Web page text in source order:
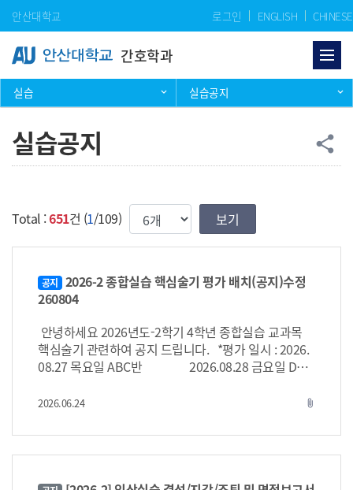
Skip Menu
안산대학교 로그인 ENGLISH CHINESE
간호학과
실습 실습공지
실습공지 공
share
Total :651건 (1/109) 한번에 보여질 게시물 갯수
공지 2026-2 종합실습 핵심술기 평가 배치(공지)수정
260804
안녕하세요 2026년도-2학기 4학년 종합실습 교과목
핵심술기 관련하여 공지 드립니다. *평가 일시 : 2026.
08.27 목요일 ABC반 2026.08.28 금요일 DEF
사 (총 4항목) *준비 물품 : 랩가운, 긴머리 묶기, 필기도
윙즈홀 10:00~11:30 1차 술기
402/403 11:30~13:00 2차 술
2026.06.24 attach_file